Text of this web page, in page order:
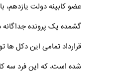
عضو کابینه دولت یازدهم،
گشمده یک پرونده جداگانه
قرارداد تمامی این دکل
شده است، که این فرد سه